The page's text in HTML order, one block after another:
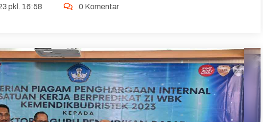
pkl. 16:58
0 Komentar